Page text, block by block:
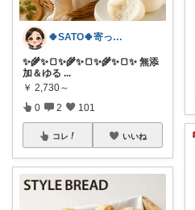
🍀SATO🍀寄って、見てらっしゃい！
​✨🌾✨🍞✨🌾✨🍞✨🌾✨🍞✨ 無添
加＆ゆる ...
￥ 2,730～
0 2 101
コレ いいね